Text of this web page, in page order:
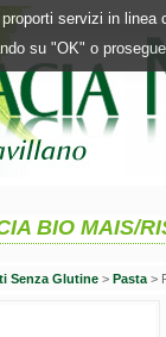
servizi in
su "OK" o
BIO MAIS/
Senza Glutine > Pasta >